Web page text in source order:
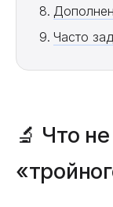
Часто
🔬 Что